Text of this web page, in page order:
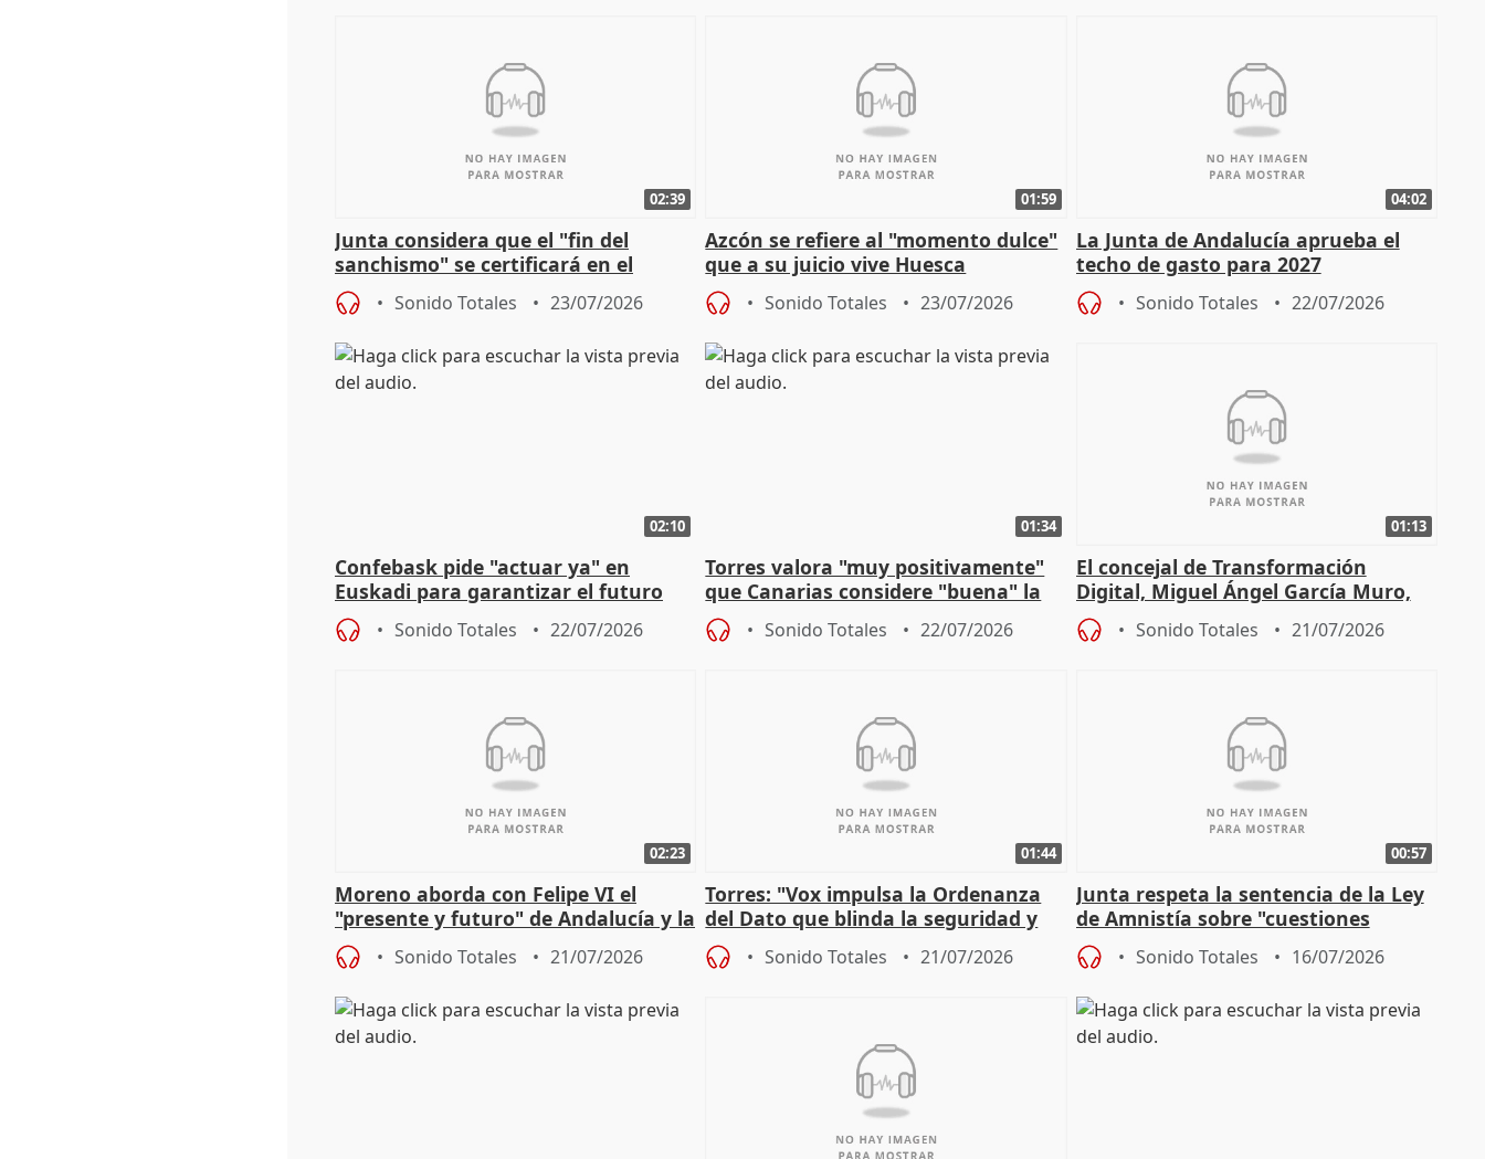
02:39
Junta considera que el "fin del
sanchismo" se certificará en el
Congreso con la "caída" del techo de
Sonido Totales 23/07/2026
01:59
Azcón se refiere al "momento dulce"
que a su juicio vive Huesca
Sonido Totales 23/07/2026
04:02
La Junta de Andalucía aprueba el
techo de gasto para 2027
Sonido Totales 22/07/2026
02:10
Confebask pide "actuar ya" en
Euskadi para garantizar el futuro
con un pacto de país
Sonido Totales 22/07/2026
01:34
Torres valora "muy positivamente"
que Canarias considere "buena" la
propuesta del CPFF
Sonido Totales 22/07/2026
01:13
El concejal de Transformación
Digital, Miguel Ángel García Muro,
sobre la Ordenanza del Dato
Sonido Totales 21/07/2026
02:23
Moreno aborda con Felipe VI el
"presente y futuro" de Andalucía y la
preocupación por los incendios
Sonido Totales 21/07/2026
01:44
Torres: "Vox impulsa la Ordenanza
del Dato que blinda la seguridad y
los derechos ante al control"
Sonido Totales 21/07/2026
00:57
Junta respeta la sentencia de la Ley
de Amnistía sobre "cuestiones
técnicas" que "no avalan la const
Sonido Totales 16/07/2026